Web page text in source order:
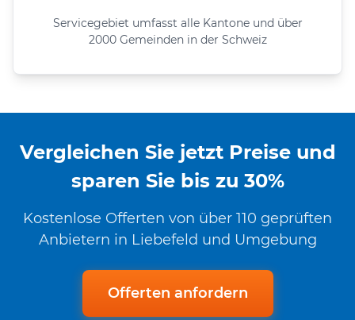
Servicegebiet umfasst alle Kantone und über
2000 Gemeinden in der Schweiz
Vergleichen Sie jetzt Preise und
sparen Sie bis zu 30%
Kostenlose Offerten von über 110 geprüften
Anbietern in Liebefeld und Umgebung
Offerten anfordern